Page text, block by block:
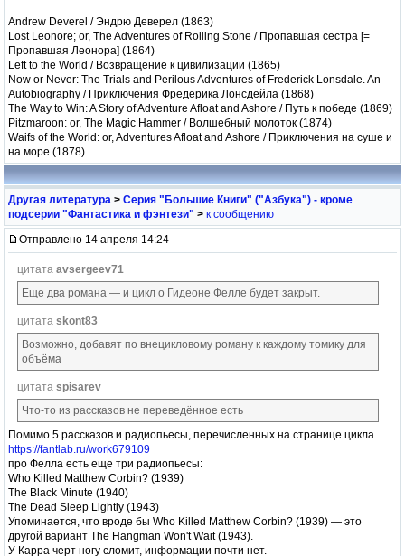
Andrew Deverel / Эндрю Деверел (1863)
Lost Leonore; or, The Adventures of Rolling Stone / Пропавшая сестра [=
Пропавшая Леонора] (1864)
Left to the World / Возвращение к цивилизации (1865)
Now or Never: The Trials and Perilous Adventures of Frederick Lonsdale. An
Autobiography / Приключения Фредерика Лонсдейла (1868)
The Way to Win: A Story of Adventure Afloat and Ashore / Путь к победе (1869)
Pitzmaroon: or, The Magic Hammer / Волшебный молоток (1874)
Waifs of the World: or, Adventures Afloat and Ashore / Приключения на суше и
на море (1878)
Другая литература > Серия "Большие Книги" ("Азбука") - кроме
подсерии "Фантастика и фэнтези" > к сообщению
Отправлено 14 апреля 14:24
цитата avsergeev71
Еще два романа — и цикл о Гидеоне Фелле будет закрыт.
цитата skont83
Возможно, добавят по внецикловому роману к каждому томику для
объёма
цитата spisarev
Что-то из рассказов не переведённое есть
Помимо 5 рассказов и радиопьесы, перечисленных на странице цикла
https://fantlab.ru/work679109
про Фелла есть еще три радиопьесы:
Who Killed Matthew Corbin? (1939)
The Black Minute (1940)
The Dead Sleep Lightly (1943)
Упоминается, что вроде бы Who Killed Matthew Corbin? (1939) — это
другой вариант The Hangman Won't Wait (1943).
У Карра черт ногу сломит, информации почти нет.